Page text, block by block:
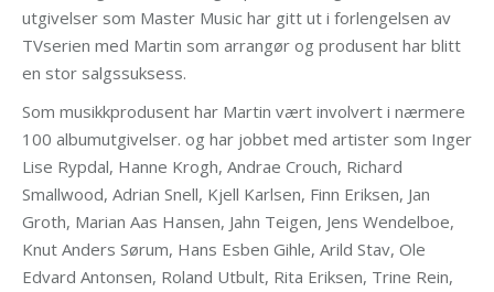
utgivelser som Master Music har gitt ut i forlengelsen av
TVserien med Martin som arrangør og produsent har blitt
en stor salgssuksess.
Som musikkprodusent har Martin vært involvert i nærmere
100 albumutgivelser. og har jobbet med artister som Inger
Lise Rypdal, Hanne Krogh, Andrae Crouch, Richard
Smallwood, Adrian Snell, Kjell Karlsen, Finn Eriksen, Jan
Groth, Marian Aas Hansen, Jahn Teigen, Jens Wendelboe,
Knut Anders Sørum, Hans Esben Gihle, Arild Stav, Ole
Edvard Antonsen, Roland Utbult, Rita Eriksen, Trine Rein,